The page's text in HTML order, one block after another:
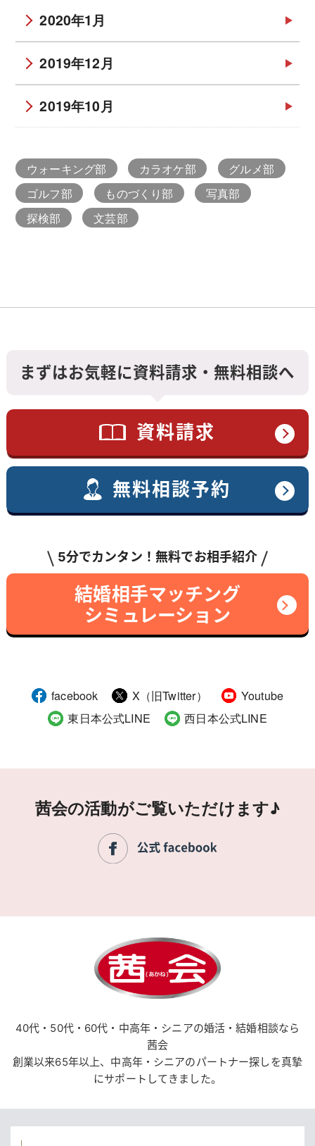
2020年1月
2019年12月
2019年10月
ウォーキング部 カラオケ部
グルメ部
ゴルフ部
ものづくり部
写真部
探検部
文芸部
まずはお気軽に資料請求・無料相談へ
資料請求
無料相談予約
5分でカンタン！無料でお相手紹介
結婚相手マッチング
シミュレーション
facebook X（旧Twitter）
Youtube
東日本公式LINE
西日本公式LINE
茜会の活動がご覧いただけます♪
40代・50代・60代・中高年・シニアの婚活・結婚相談なら
茜会
創業以来65年以上、中高年・シニアのパートナー探しを真摯
にサポートしてきました。